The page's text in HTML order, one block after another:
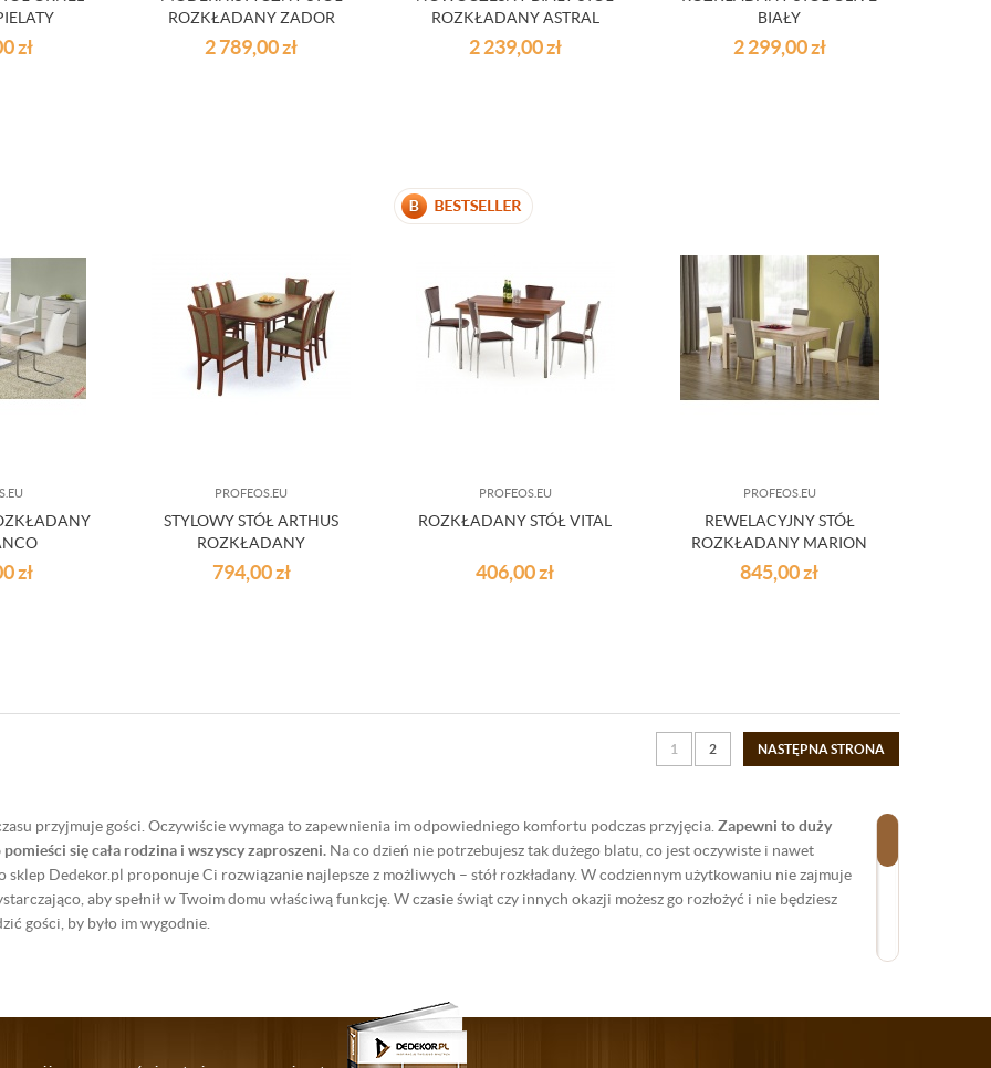
zł
ROZKŁADANY ZADOR
2 789,00zł
ROZKŁADANY ASTRAL
2 239,00zł
BIAŁY
2 299,00zł
zł
PROFEOS.EU
STYLOWY STÓŁ ARTHUS
ROZKŁADANY
794,00zł
PROFEOS.EU
ROZKŁADANY STÓŁ VITAL
406,00zł
PROFEOS.EU
REWELACYJNY STÓŁ
ROZKŁADANY MARION
845,00zł
1 2 NASTĘPNA STRONA
przyjmuje gości. Oczywiście wymaga to zapewnienia im odpowiedniego komfortu podczas przyjęcia. Zapewni to duży
się cała rodzina i wszyscy zaproszeni.Na co dzień nie potrzebujesz tak dużego blatu, co jest oczywiste i nawet
sklep Dedekor.pl proponuje Ci rozwiązanie najlepsze z możliwych – stół rozkładany. W codziennym użytkowaniu nie zajmuje
aby spełnił w Twoim domu właściwą funkcję. W czasie świąt czy innych okazji możesz go rozłożyć i nie będziesz
gości, by było im wygodnie.
Blaty tych stołów rozkładanych mają różne kolory, dlatego bez problemu dopasujesz taki, który kolorystycznie będzie
Twojej kuchni czy jadalni i nada jej niepowtarzalnego nowoczesnego stylu.